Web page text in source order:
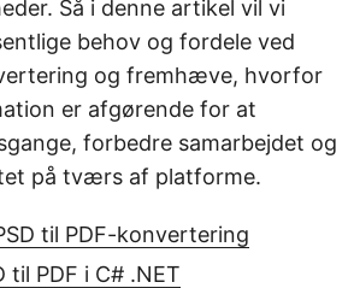
Så i denne artikel vil vi
behov og fordele ved
og fremhæve, hvorfor
er afgørende for at
forbedre samarbejdet og
på tværs af platforme.
til PDF-konvertering
til PDF i C# .NET